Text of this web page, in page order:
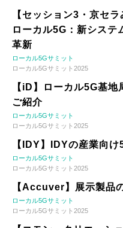
【セッション3・京セ
ローカル5G：新システ
革新
ローカル5Gサミット
ローカル5Gサミット2025
【iD】ローカル5G基
ご紹介
ローカル5Gサミット
ローカル5Gサミット2025
【IDY】IDYの産業向
ローカル5Gサミット
ローカル5Gサミット2025
【Accuver】展示製品
ローカル5Gサミット
ローカル5Gサミット2025